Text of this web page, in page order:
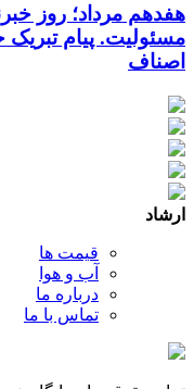
هفدهم مرداد؛ روز
مسئولیت. پیام تبریک
اصناف
ارشاد
قیمت ها
آب و هوا
درباره ما
تماس با ما